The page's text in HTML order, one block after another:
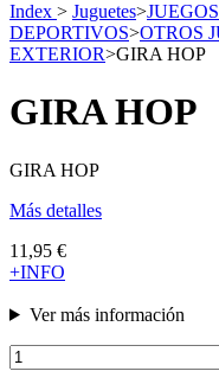
Index > Juguetes>
DEPORTIVOS>OTROS
EXTERIOR>GIRA HOP
GIRA HOP
GIRA HOP
Más detalles
11,95 €
+INFO
Ver más información